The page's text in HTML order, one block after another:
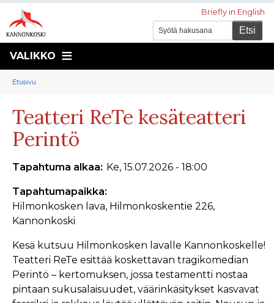
Briefly in English
VALIKKO
Murupolku
You
here:
Etusivu
Teatteri ReTe kesäteatteri
Perintö
Tapahtuma alkaa Ke, 15.07.2026 - 18:00
Tapahtumapaikka
Hilmonkosken lava, Hilmonkoskentie 226,
Kannonkoski
Kesä kutsuu Hilmonkosken lavalle Kannonkoskelle!
Teatteri ReTe esittää koskettavan tragikomedian
Perintö – kertomuksen, jossa testamentti nostaa
pintaan sukusalaisuudet, väärinkäsitykset kasvavat